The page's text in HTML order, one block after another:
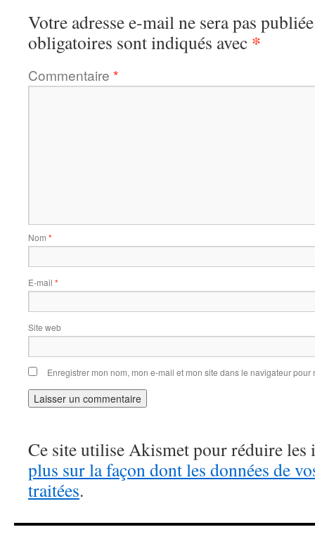
Votre adresse e-mail ne sera pas
obligatoires sont indiqués avec *
Commentaire *
Nom *
E-mail *
Site web
Enregistrer mon nom, mon e-mail et mon site dans le navigateur
Ce site utilise Akismet pour réduire les
plus sur la façon dont les données de
traitées.